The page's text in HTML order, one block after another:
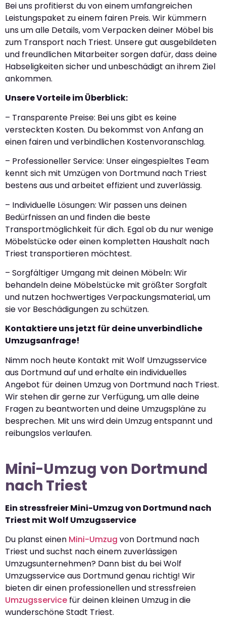
Bei uns profitierst du von einem umfangreichen
Leistungspaket zu einem fairen Preis. Wir kümmern
uns um alle Details, vom Verpacken deiner Möbel bis
zum Transport nach Triest. Unsere gut ausgebildeten
und freundlichen Mitarbeiter sorgen dafür, dass deine
Habseligkeiten sicher und unbeschädigt an ihrem Ziel
ankommen.
Unsere Vorteile im Überblick:
– Transparente Preise: Bei uns gibt es keine
versteckten Kosten. Du bekommst von Anfang an
einen fairen und verbindlichen Kostenvoranschlag.
– Professioneller Service: Unser eingespieltes Team
kennt sich mit Umzügen von Dortmund nach Triest
bestens aus und arbeitet effizient und zuverlässig.
– Individuelle Lösungen: Wir passen uns deinen
Bedürfnissen an und finden die beste
Transportmöglichkeit für dich. Egal ob du nur wenige
Möbelstücke oder einen kompletten Haushalt nach
Triest transportieren möchtest.
– Sorgfältiger Umgang mit deinen Möbeln: Wir
behandeln deine Möbelstücke mit größter Sorgfalt
und nutzen hochwertiges Verpackungsmaterial, um
sie vor Beschädigungen zu schützen.
Kontaktiere uns jetzt für deine unverbindliche
Umzugsanfrage!
Nimm noch heute Kontakt mit Wolf Umzugsservice
aus Dortmund auf und erhalte ein individuelles
Angebot für deinen Umzug von Dortmund nach Triest.
Wir stehen dir gerne zur Verfügung, um alle deine
Fragen zu beantworten und deine Umzugspläne zu
besprechen. Mit uns wird dein Umzug entspannt und
reibungslos verlaufen.
Mini-Umzug von Dortmund
nach Triest
Ein stressfreier Mini-Umzug von Dortmund nach
Triest mit Wolf Umzugsservice
Du planst einen Mini-Umzug von Dortmund nach
Triest und suchst nach einem zuverlässigen
Umzugsunternehmen? Dann bist du bei Wolf
Umzugsservice aus Dortmund genau richtig! Wir
bieten dir einen professionellen und stressfreien
Umzugsservice für deinen kleinen Umzug in die
wunderschöne Stadt Triest.